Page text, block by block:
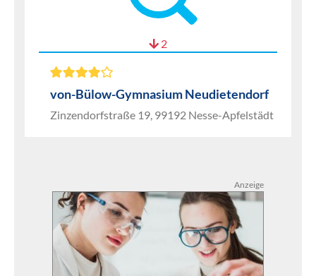
2
von-Bülow-Gymnasium Neudietendorf
Zinzendorfstraße 19, 99192 Nesse-Apfelstädt
Anzeige